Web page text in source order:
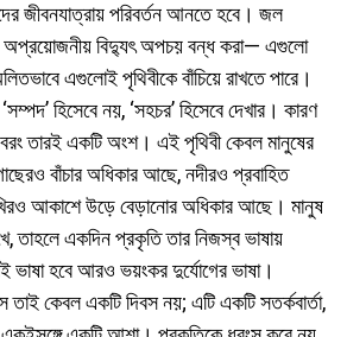
জীবনযাত্রায় পরিবর্তন আনতে হবে। জল
অপ্রয়োজনীয় বিদ্যুৎ অপচয় বন্ধ করা— এগুলো
এগুলোই পৃথিবীকে বাঁচিয়ে রাখতে পারে।
হিসেবে নয়, ‘সহচর’ হিসেবে দেখার। কারণ
তারই একটি অংশ। এই পৃথিবী কেবল মানুষের
বাঁচার অধিকার আছে, নদীরও প্রবাহিত
আকাশে উড়ে বেড়ানোর অধিকার আছে। মানুষ
তাহলে একদিন প্রকৃতি তার নিজস্ব ভাষায়
হবে আরও ভয়ংকর দুর্যোগের ভাষা।
তাই কেবল একটি দিবস নয়; এটি একটি সতর্কবার্তা,